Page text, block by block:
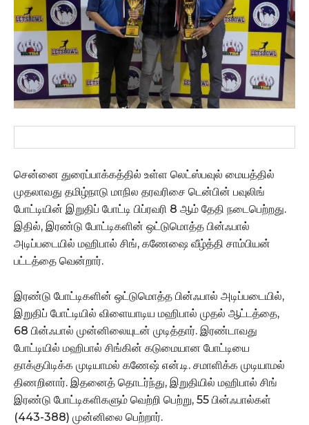
சென்னை துரைப்பாக்கத்தில் உள்ள லெட்ஸ்பவுல் மையத்தில்
முதலாவது தமிழ்நாடு மாநில தரவரிசை டென்பின் பவுலிங்
போட்டியின் இறுதிப் போட்டி பிப்ரவரி 8 ஆம் தேதி நடைபெற்றது.
இதில், இரண்டு போட்டிகளின் ஒட்டுமொத்த பின்ஃபால்
அடிப்படையில் மஹிபால் சிங், கணேஷை வீழ்த்தி சாம்பியன்
பட்டத்தை வென்றார்.
இரண்டு போட்டிகளின் ஒட்டுமொத்த பின்ஃபால் அடிப்படையில்,
இறுதிப் போட்டியில் விளையாடிய மஹிபால் முதல் ஆட்டத்தை,
68 பின்ஃபால் முன்னிலையுடன் முடித்தார். இரண்டாவது
போட்டியில் மஹிபால் சிங்கின் கடுமையான போட்டியை
தாக்குபிடிக்க முடியாமல் கணேஷ் என்.டி. சமாளிக்க முடியாமல்
திணறினார். இதனைத் தொடர்ந்து, இறுதியில் மஹிபால் சிங்
இரண்டு போட்டிகளிகளும் வெற்றி பெற்று, 55 பின்ஃபால்கள்
(443-388) முன்னிலை பெற்றார்.